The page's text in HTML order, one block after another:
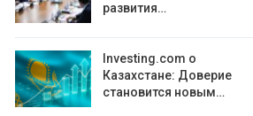
развития…
Investing.com о
Казахстане: Доверие
становится новым…